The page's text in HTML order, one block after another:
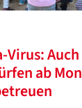
Virus:
ab